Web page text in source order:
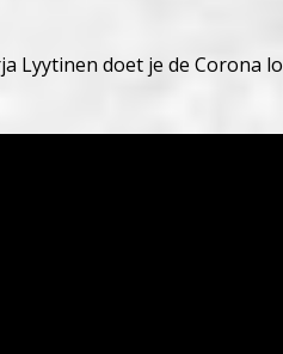
Lyytinen doet je de Corona